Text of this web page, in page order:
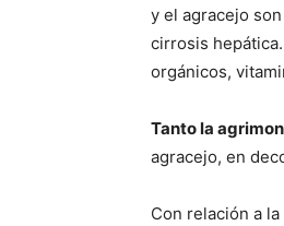
y el agracejo
cirrosis
orgánicos,
Tanto la
agracejo, en
Con relación a